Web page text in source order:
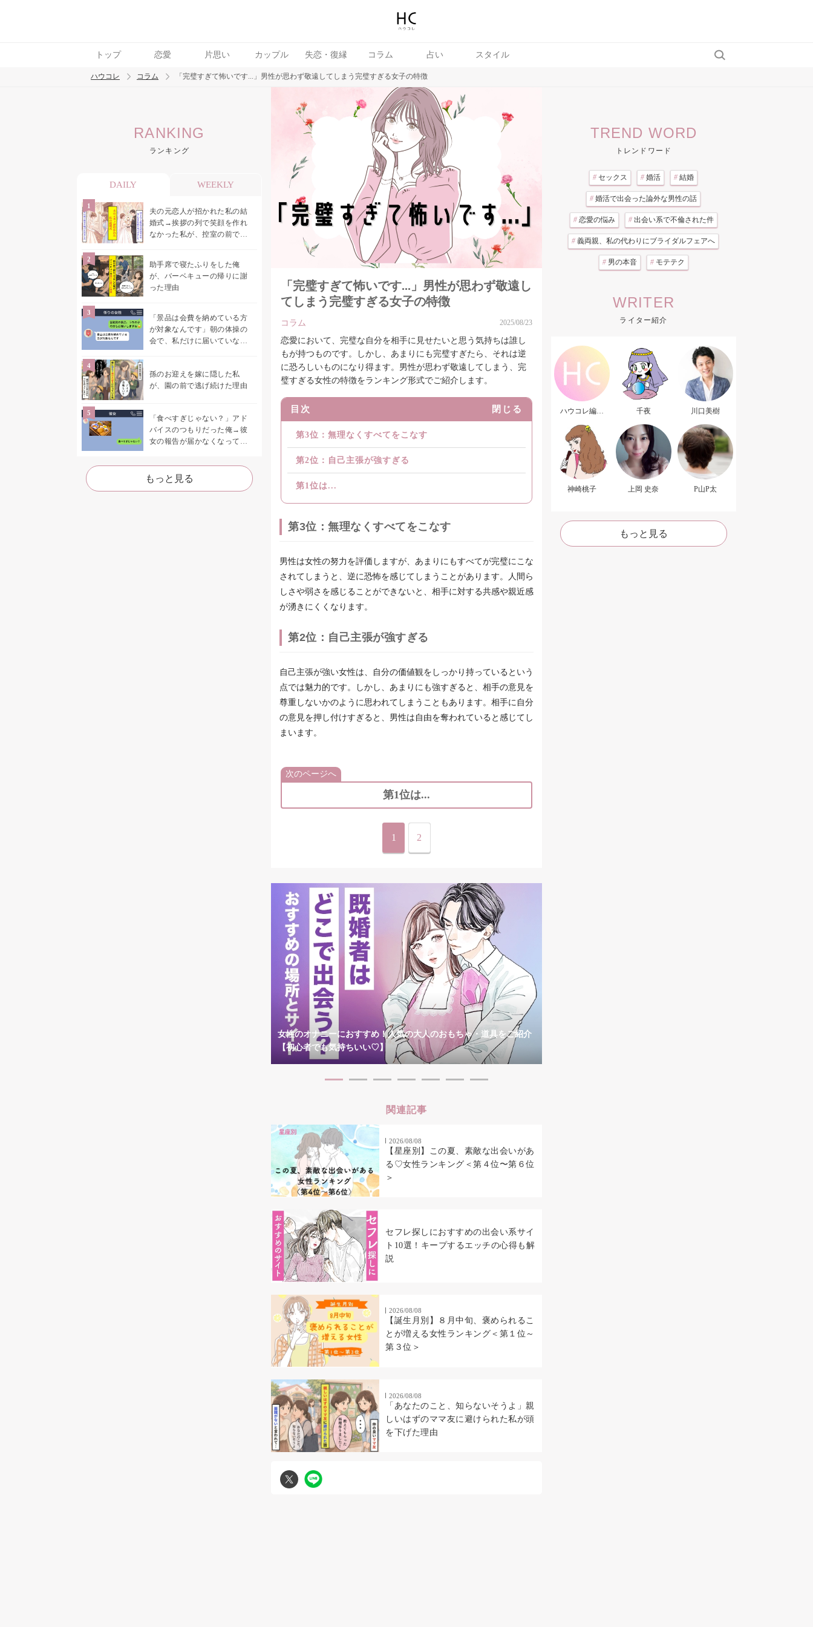
トップ 恋愛 片思い カップル 失恋・復縁 コラム 占い スタイル
トレンド ワード
婚活
ハウコレ コラム 「完璧すぎて怖いです...」男性が思わず敬遠してしまう完璧すぎる女子の特徴
RANKING
ランキング
DAILY WEEKLY
夫の元恋人が招かれた私の結
婚式→挨拶の列で笑顔を作れ
なかった私が、控室の前で彼
助手席で寝たふりをした俺
が、バーベキューの帰りに謝
った理由
「景品は会費を納めている方
が対象なんです」朝の体操の
会で、私だけに届いていなか
孫のお迎えを嫁に隠した私
が、園の前で逃げ続けた理由
「食べすぎじゃない？」アド
バイスのつもりだった俺→彼
女の報告が届かなくなって、
た
もっと見る
「完璧すぎて怖いです...」男性が思わず敬遠し
てしまう完璧すぎる女子の特徴
コラム 2025/08/23
恋愛において、完璧な自分を相手に見せたいと思う気持ちは誰し
もが持つものです。しかし、あまりにも完璧すぎたら、それは逆
に恐ろしいものになり得ます。男性が思わず敬遠してしまう、完
璧すぎる女性の特徴をランキング形式でご紹介します。
目次 閉じる
第3位：無理なくすべてをこなす
第2位：自己主張が強すぎる
第1位は...
第3位：無理なくすべてをこなす
男性は女性の努力を評価しますが、あまりにもすべてが完璧にこな
されてしまうと、逆に恐怖を感じてしまうことがあります。人間ら
しさや弱さを感じることができないと、相手に対する共感や親近感
が湧きにくくなります。
第2位：自己主張が強すぎる
自己主張が強い女性は、自分の価値観をしっかり持っているという
点では魅力的です。しかし、あまりにも強すぎると、相手の意見を
尊重しないかのように思われてしまうこともあります。相手に自分
の意見を押し付けすぎると、男性は自由を奪われていると感じてし
まいます。
次のページへ
第1位は...
1 2
女性のオナニーにおすすめ！人気の大人のおもちゃ・道具をご紹介
【初心者でも気持ちいい♡】
関連記事
2026/08/08
【星座別】この夏、素敵な出会いがあ
る♡女性ランキング＜第４位〜第６位
＞
セフレ探しにおすすめの出会い系サイ
ト10選！キープするエッチの心得も解
説
2026/08/08
【誕生月別】８月中旬、褒められるこ
とが増える女性ランキング＜第１位～
第３位＞
2026/08/08
「あなたのこと、知らないそうよ」親
しいはずのママ友に避けられた私が頭
を下げた理由
TREND WORD
トレンドワード
# セックス # 婚活 # 結婚
# 婚活で出会った論外な男性の話
# 恋愛の悩み # 出会い系で不倫された件
# 義両親、私の代わりにブライダルフェアへ
# 男の本音 # モテテク
WRITER
ライター紹介
ハウコレ編集
千夜 川口美樹
神崎桃子 上岡 史奈 P山P太
もっと見る